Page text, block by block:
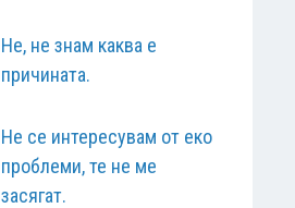
Не, не знам каква е
причината.
Не се интересувам от еко
проблеми, те не ме
засягат.